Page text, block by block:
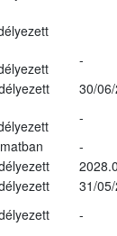
-
30/
-
-
31/
-